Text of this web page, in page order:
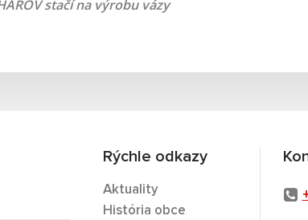
stačí na výrobu vázy
Rýchle odkazy
Aktuality
História obce